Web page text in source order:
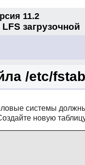
11.2
загрузочной
/etc/fstab
системы
новую